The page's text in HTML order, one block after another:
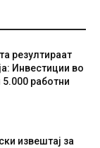
резултираат
Инвестиции во
работни
извештај за